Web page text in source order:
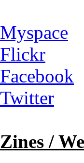
Myspace
Flickr
Facebook
Twitter
Zines /